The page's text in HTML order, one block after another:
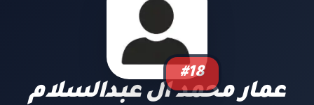
#18
عمار محمد ال عبدالسلام